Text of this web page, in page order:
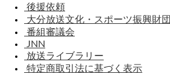
後援依頼
大分放送文化・スポーツ振興財団
番組審議会
JNN
放送ライブラリー
特定商取引法に基づく表示